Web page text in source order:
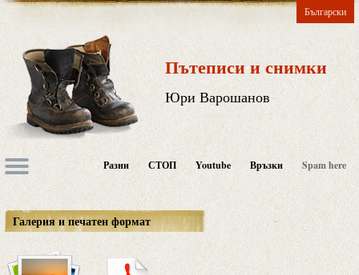
Български
Пътеписи и снимки
Юри Варошанов
Разни СТОП Youtube Връзки Spam here
Галерия и печатен формат